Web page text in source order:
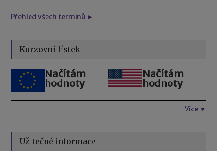
Přehled všech termínů ►
Kurzovní lístek
Načítám
hodnoty
Načítám
hodnoty
Více ▼
Užitečné informace